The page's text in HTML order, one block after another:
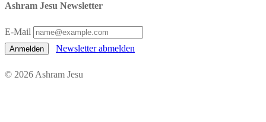
Ashram Jesu Newsletter
E-Mail
Anmelden Newsletter abmelden
© 2026 Ashram Jesu